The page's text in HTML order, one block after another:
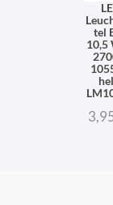
tel
10,5